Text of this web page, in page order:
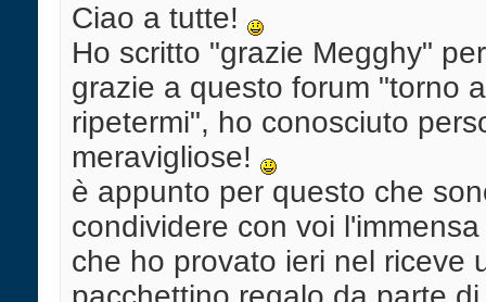
Ciao a tutte!
Ho scritto "grazie Megghy"
grazie a questo forum "torno a
ripetermi", ho conosciuto
meravigliose!
è appunto per questo che
condividere con voi
che ho provato ieri nel riceve